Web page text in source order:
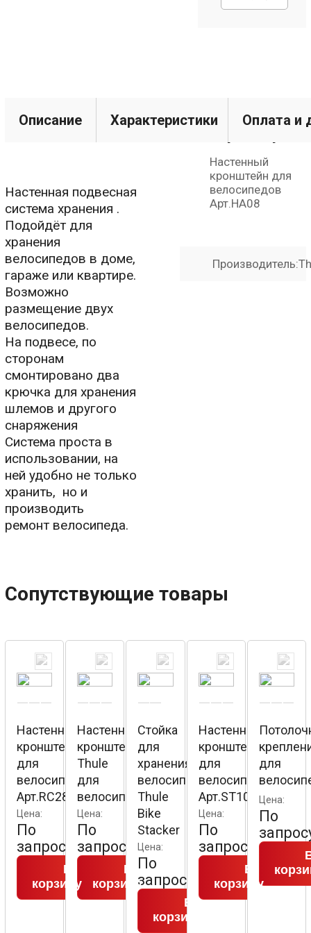
Описание Характеристики Оплата и
Настенная подвесная
система хранения .
Подойдёт для
хранения
велосипедов в доме,
гараже или квартире.
Возможно
размещение двух
велосипедов.
На подвесе, по
сторонам
смонтировано два
крючка для хранения
шлемов и другого
снаряжения
Система проста в
использовании, на
ней удобно не только
хранить, но и
производить
ремонт велосипеда.
Технические
Настенный
кронштейн для
велосипедов
Арт.HA08
Производитель:
Сопутствующие товары
Настенный
кронштейн
для
велосипеда
Арт.RC2826В
Цена:
По
запросу
В
корзину
Настенный
кронштейн
Thule
для
велосипедов
Цена:
По
запросу
В
корзину
Стойка
для
хранения
велосипедов
Thule
Bike
Stacker
Цена:
По
запросу
В
корзину
Настенный
кронштейн
для
велосипеда
Арт.ST101V
Цена:
По
запросу
В
корзину
для
Цена:
По